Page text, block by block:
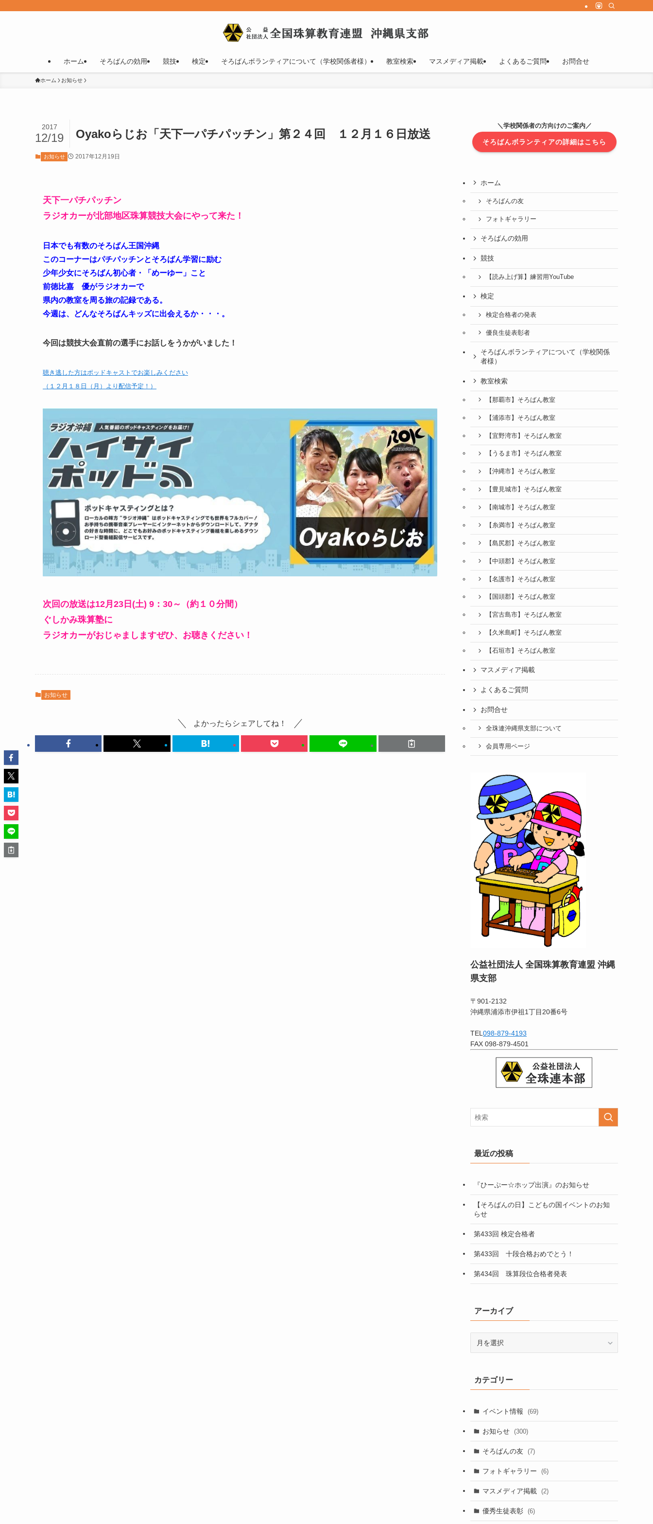
ホーム そろばんの効用 競技 検定 そろばんボランティアについて（学校関係者様） 教室検索 マスメディア掲載 よくあるご質問 お問合せ
ホーム お知らせ
Oyakoらじお「天下一パチパッチン」第２４回 １２月１６日放送
2017
12/19
お知らせ 2017年12月19日
天下一パチパッチン
ラジオカーが北部地区珠算競技大会にやって来た！
日本でも有数のそろばん王国沖縄
このコーナーはパチパッチンとそろばん学習に励む
少年少女にそろばん初心者・「めーゆー」こと
前徳比嘉 優がラジオカーで
県内の教室を周る旅の記録である。
今週は、どんなそろばんキッズに出会えるか・・・。
今回は競技大会直前の選手にお話しをうかがいました！
聴き逃した方はポッドキャストでお楽しみください
（１２月１８日（月）より配信予定！）
次回の放送は12月23日(土) 9：30～（約１０分間）
ぐしかみ珠算塾に
ラジオカーがおじゃましますぜひ、お聴きください！
お知らせ
よかったらシェアしてね！
＼学校関係者の方向けのご案内／
そろばんボランティアの詳細はこちら
ホーム
そろばんの友
フォトギャラリー
そろばんの効用
競技
【読み上げ算】練習用YouTube
検定
検定合格者の発表
優良生徒表彰者
そろばんボランティアについて（学校関係
者様）
教室検索
【那覇市】そろばん教室
【浦添市】そろばん教室
【宜野湾市】そろばん教室
【うるま市】そろばん教室
【沖縄市】そろばん教室
【豊見城市】そろばん教室
【南城市】そろばん教室
【糸満市】そろばん教室
【島尻郡】そろばん教室
【中頭郡】そろばん教室
【名護市】そろばん教室
【国頭郡】そろばん教室
【宮古島市】そろばん教室
【久米島町】そろばん教室
【石垣市】そろばん教室
マスメディア掲載
よくあるご質問
お問合せ
全珠連沖縄県支部について
会員専用ページ
公益社団法人 全国珠算教育連盟 沖縄
県支部
〒901-2132
沖縄県浦添市伊祖1丁目20番6号
TEL 098-879-4193
FAX 098-879-4501
最近の投稿
『ひーぷー☆ホップ出演』のお知らせ
【そろばんの日】こどもの国イベントのお知
らせ
第433回 検定合格者
第433回 十段合格おめでとう！
第434回 珠算段位合格者発表
アーカイブ
ブカテゴリー
イベント情報 (69)
お知らせ (300)
そろばんの友 (7)
フォトギャラリー (6)
マスメディア掲載 (2)
優秀生徒表彰 (6)